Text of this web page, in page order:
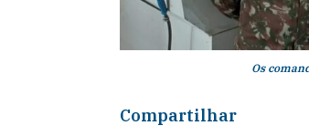
Os
Compartilhar